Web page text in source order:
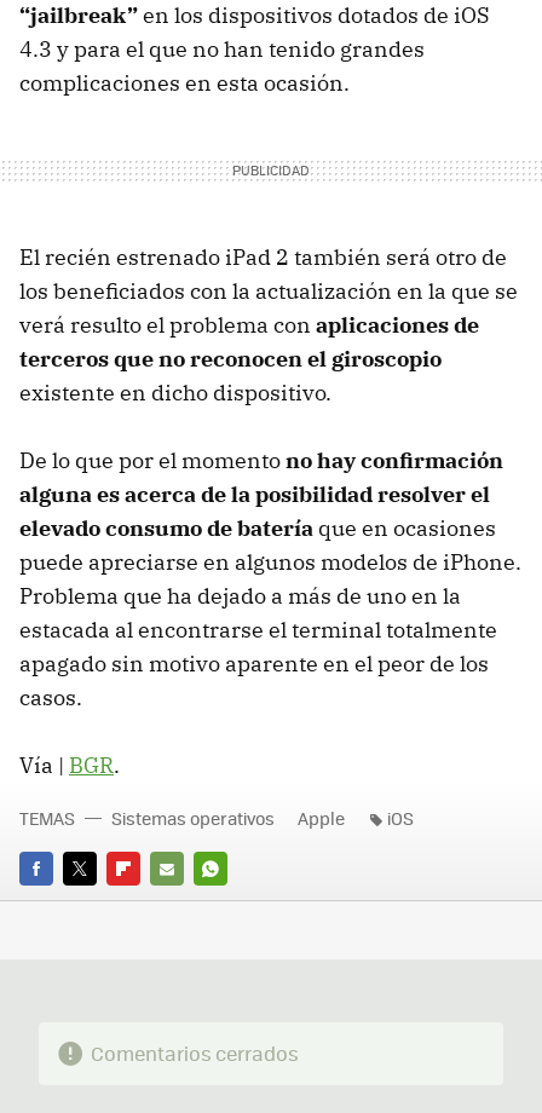
“jailbreak”en los dispositivos dotados de iOS
4.3 y para el que no han tenido grandes
complicaciones en esta ocasión.
El recién estrenado iPad 2 también será otro de
los beneficiados con la actualización en la que se
verá resulto el problema con aplicaciones de
terceros que no reconocen el giroscopio
existente en dicho dispositivo.
De lo que por el momentono hay confirmación
alguna es acerca de la posibilidad resolver el
elevado consumo de batería que en ocasiones
puede apreciarse en algunos modelos de iPhone.
Problema que ha dejado a más de uno en la
estacada al encontrarse el terminal totalmente
apagado sin motivo aparente en el peor de los
casos.
Vía | BGR.
FACEBOOK
TWITTERFLIPBOARD
E-
WHATSAPP
TEMAS Sistemas operativos Apple iOS
Comentarios cerrados